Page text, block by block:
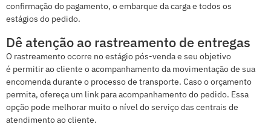
confirmação do pagamento, o embarque da carga e todos os
estágios do pedido.
Dê atenção ao rastreamento de entregas
O rastreamento ocorre no estágio pós-venda e seu objetivo
é permitir ao cliente o acompanhamento da movimentação de sua
encomenda durante o processo de transporte. Caso o orçamento
permita, ofereça um link para acompanhamento do pedido. Essa
opção pode melhorar muito o nível do serviço das centrais de
atendimento ao cliente.